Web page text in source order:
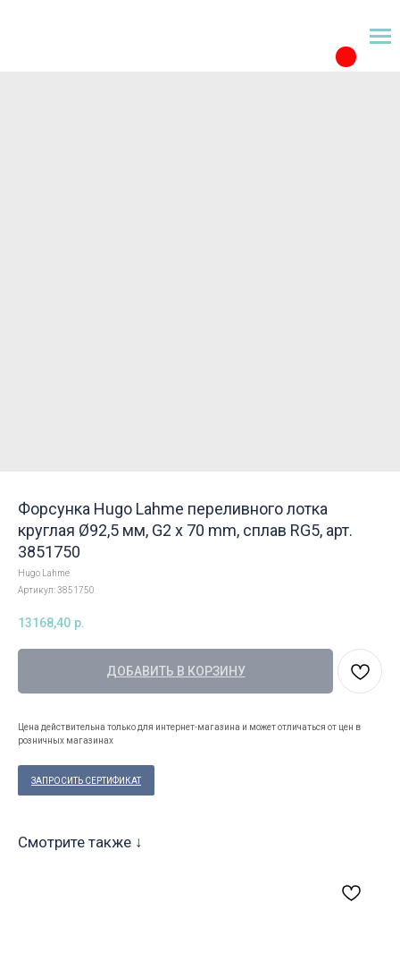
Форсунка Hugo Lahme переливного лотка
круглая Ø92,5 мм, G2 x 70 mm, сплав RG5, арт.
3851750
Hugo Lahme
Артикул:3851750
13168,40 р.
ДОБАВИТЬ В КОРЗИНУ
Цена действительна только для интернет-магазина и может отличаться от цен в
розничных магазинах
ЗАПРОСИТЬ СЕРТИФИКАТ
Смотрите также ↓